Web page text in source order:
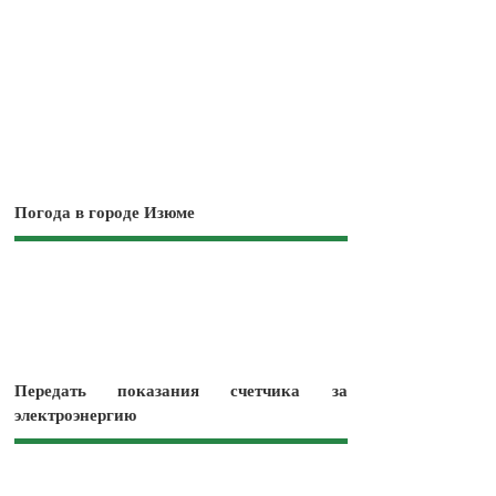
Погода в городе Изюме
Передать показания счетчика за
электроэнергию